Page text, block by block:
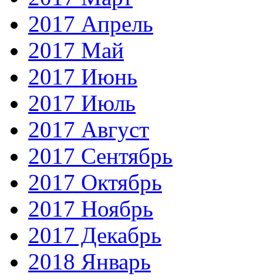
2017 Апрель
2017 Май
2017 Июнь
2017 Июль
2017 Август
2017 Сентябрь
2017 Октябрь
2017 Ноябрь
2017 Декабрь
2018 Январь